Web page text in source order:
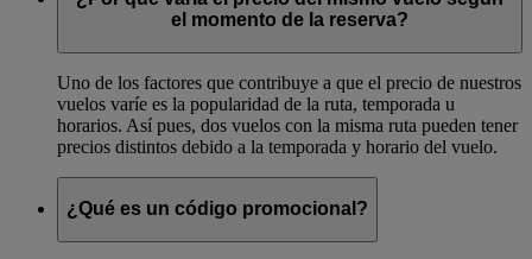
el momento de la reserva?
Uno de los factores que contribuye a que el precio de nuestros
vuelos varíe es la popularidad de la ruta, temporada u
horarios. Así pues, dos vuelos con la misma ruta pueden tener
precios distintos debido a la temporada y horario del vuelo.
¿Qué es un código promocional?